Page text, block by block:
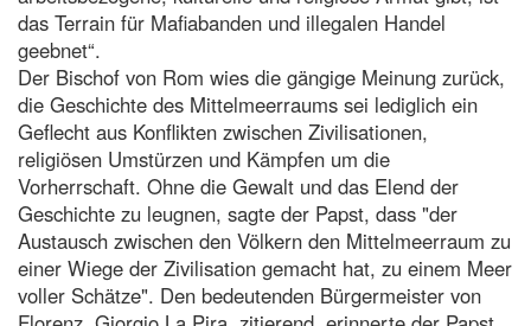
das Terrain für Mafiabanden und illegalen Handel
geebnet“.
Der Bischof von Rom wies die gängige Meinung zurück,
die Geschichte des Mittelmeerraums sei lediglich ein
Geflecht aus Konflikten zwischen Zivilisationen,
religiösen Umstürzen und Kämpfen um die
Vorherrschaft. Ohne die Gewalt und das Elend der
Geschichte zu leugnen, sagte der Papst, dass "der
Austausch zwischen den Völkern den Mittelmeerraum zu
einer Wiege der Zivilisation gemacht hat, zu einem Meer
voller Schätze". Den bedeutenden Bürgermeister von